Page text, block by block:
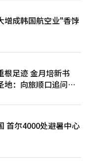
持清醒状态。 除药
眠替代工具”。调查显
，61.2%每月至少饮用
次以上。更值得关注的
要原因是“学习或完成作
啡因，就难以维持正常
。药物与咖啡因的共
缩为“可牺牲时间”，一
种现象并未
层面，长期通勤、高强
陷入“晚睡—疲劳—补觉
时间不足6小时，但仍
睡眠咖啡馆、无人休息
员。部分职场人甚至选
持下午工作效率。午休因
增成韩国航空业"香饽
根足迹 金月培新书
地：向旅顺口追问历
首尔4000处避暑中心